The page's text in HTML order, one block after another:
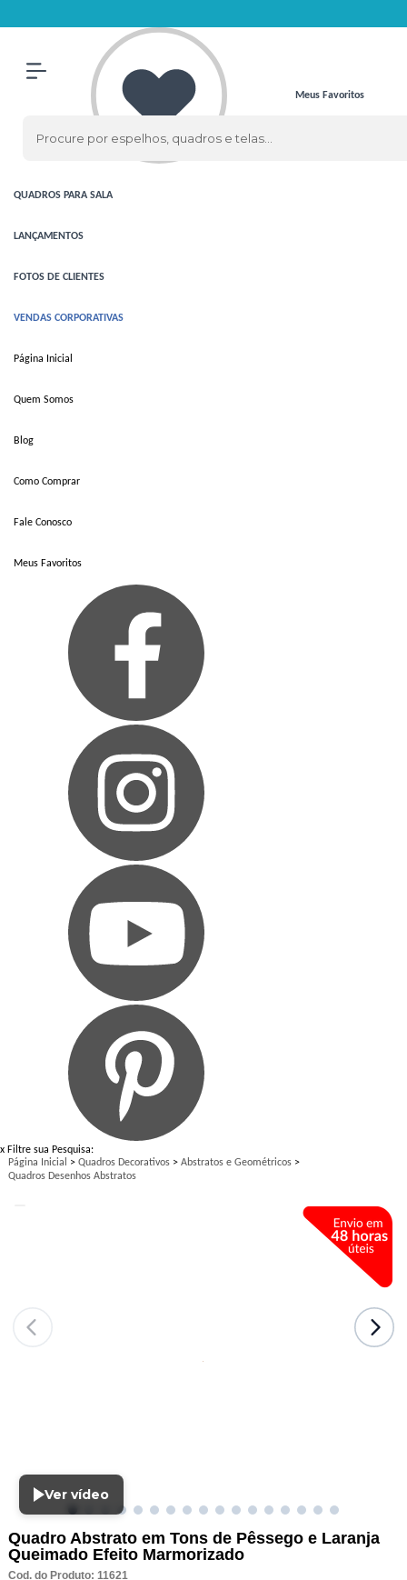
ESPELHOS CLÁSSICOS
COM LED
QUADROS PARA SALA
LANÇAMENTOS
FOTOS DE CLIENTES
VENDAS CORPORATIVAS
Página Inicial
Quem Somos
Blog
Como Comprar
Fale Conosco
Meus Favoritos
x Filtre sua Pesquisa:
Meus Favoritos
Página Inicial > Quadros Decorativos > Abstratos e Geométricos >
Quadros Desenhos Abstratos
Ver vídeo
Quadro Abstrato em Tons de Pêssego e Laranja
Queimado Efeito Marmorizado
Cod. do Produto: 11621